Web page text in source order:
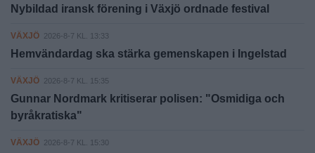
Nybildad iransk förening i Växjö ordnade festival
VÄXJÖ 2026-8-7 KL. 13:33
Hemvändardag ska stärka gemenskapen i Ingelstad
VÄXJÖ 2026-8-7 KL. 15:35
Gunnar Nordmark kritiserar polisen: "Osmidiga och
byråkratiska"
VÄXJÖ 2026-8-7 KL. 15:30